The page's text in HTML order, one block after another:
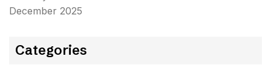
December 2025
Categories